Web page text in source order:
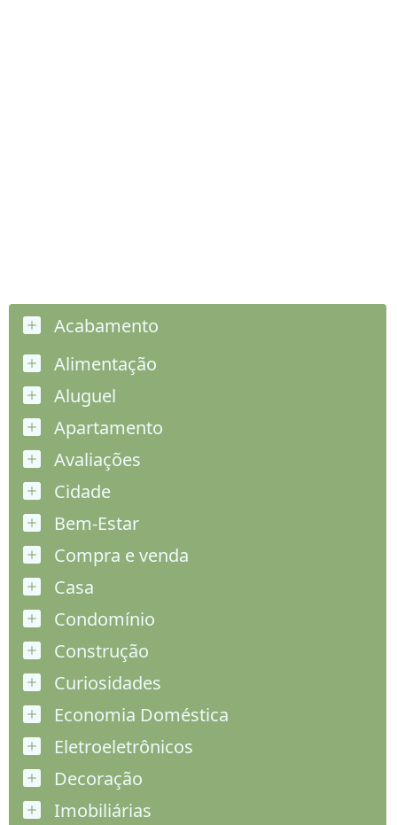
Acabamento
Alimentação
Aluguel
Apartamento
Avaliações
Cidade
Bem-Estar
Compra e venda
Casa
Condomínio
Construção
Curiosidades
Economia Doméstica
Eletroeletrônicos
Decoração
Imobiliárias